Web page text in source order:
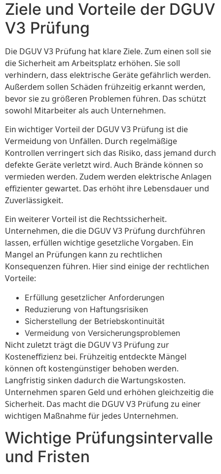
Ziele und Vorteile der DGUV
V3 Prüfung
Die DGUV V3 Prüfung hat klare Ziele. Zum einen soll sie
die Sicherheit am Arbeitsplatz erhöhen. Sie soll
verhindern, dass elektrische Geräte gefährlich werden.
Außerdem sollen Schäden frühzeitig erkannt werden,
bevor sie zu größeren Problemen führen. Das schützt
sowohl Mitarbeiter als auch Unternehmen.
Ein wichtiger Vorteil der DGUV V3 Prüfung ist die
Vermeidung von Unfällen. Durch regelmäßige
Kontrollen verringert sich das Risiko, dass jemand durch
defekte Geräte verletzt wird. Auch Brände können so
vermieden werden. Zudem werden elektrische Anlagen
effizienter gewartet. Das erhöht ihre Lebensdauer und
Zuverlässigkeit.
Ein weiterer Vorteil ist die Rechtssicherheit.
Unternehmen, die die DGUV V3 Prüfung durchführen
lassen, erfüllen wichtige gesetzliche Vorgaben. Ein
Mangel an Prüfungen kann zu rechtlichen
Konsequenzen führen. Hier sind einige der rechtlichen
Vorteile:
Erfüllung gesetzlicher Anforderungen
Reduzierung von Haftungsrisiken
Sicherstellung der Betriebskontinuität
Vermeidung von Versicherungsproblemen
Nicht zuletzt trägt die DGUV V3 Prüfung zur
Kosteneffizienz bei. Frühzeitig entdeckte Mängel
können oft kostengünstiger behoben werden.
Langfristig sinken dadurch die Wartungskosten.
Unternehmen sparen Geld und erhöhen gleichzeitig die
Sicherheit. Das macht die DGUV V3 Prüfung zu einer
wichtigen Maßnahme für jedes Unternehmen.
Wichtige Prüfungsintervalle
und Fristen